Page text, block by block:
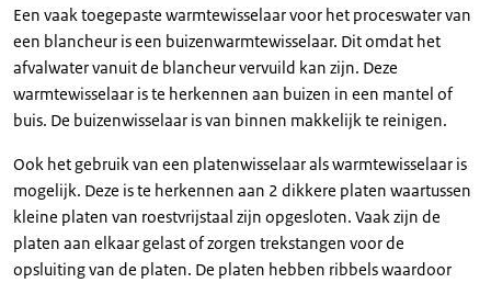
Een vaak toegepaste warmtewisselaar voor het proceswater van
een blancheur is een buizenwarmtewisselaar. Dit omdat het
afvalwater vanuit de blancheur vervuild kan zijn. Deze
warmtewisselaar is te herkennen aan buizen in een mantel of
buis. De buizenwisselaar is van binnen makkelijk te reinigen.
Ook het gebruik van een platenwisselaar als warmtewisselaar is
mogelijk. Deze is te herkennen aan 2 dikkere platen waartussen
kleine platen van roestvrijstaal zijn opgesloten. Vaak zijn de
platen aan elkaar gelast of zorgen trekstangen voor de
opsluiting van de platen. De platen hebben ribbels waardoor